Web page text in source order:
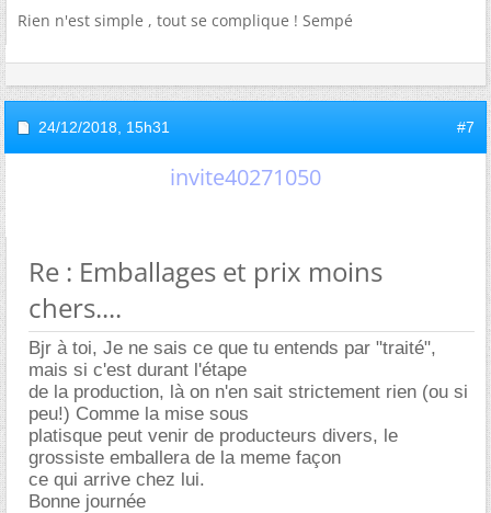
Rien n'est simple , tout se complique ! Sempé
24/12/2018, 15h31 #7
invite40271050
Re : Emballages et prix moins
chers....
Bjr à toi, Je ne sais ce que tu entends par "traité",
mais si c'est durant l'étape
de la production, là on n'en sait strictement rien (ou si
peu!) Comme la mise sous
platisque peut venir de producteurs divers, le
grossiste emballera de la meme façon
ce qui arrive chez lui.
Bonne journée